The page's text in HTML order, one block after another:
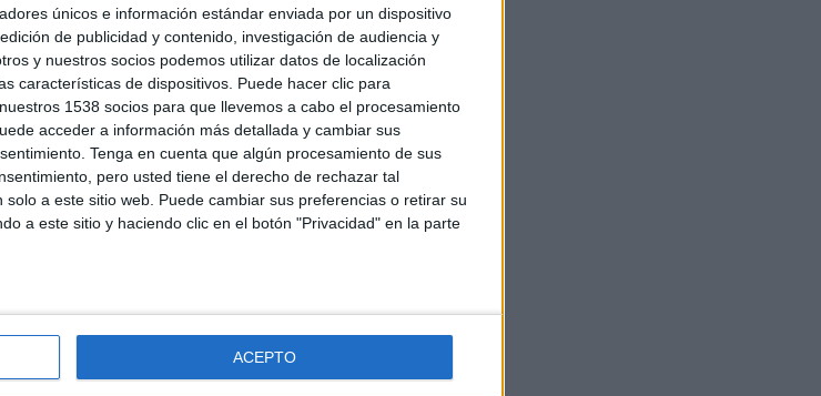
únicos e información estándar enviada por un dispositivo
de publicidad y contenido, investigación de audiencia y
y nuestros socios podemos utilizar datos de localización
características de dispositivos. Puede hacer clic para
1538 socios para que llevemos a cabo el procesamiento
acceder a información más detallada y cambiar sus
Tenga en cuenta que algún procesamiento de sus
pero usted tiene el derecho de rechazar tal
a este sitio web. Puede cambiar sus preferencias o retirar su
a este sitio y haciendo clic en el botón "Privacidad" en la parte
ACEPTO
acull la prova pilot
català per
renovables i
incorpora basses, refugis per a
aromàtiques
> 31-07-2026 15:15 h
de la C-32 entre